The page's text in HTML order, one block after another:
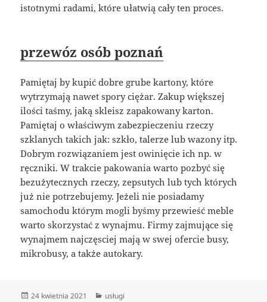
istotnymi radami, które ułatwią cały ten proces.
przewóz osób poznań
Pamiętaj by kupić dobre grube kartony, które
wytrzymają nawet spory ciężar. Zakup większej
ilości taśmy, jaką skleisz zapakowany karton.
Pamiętaj o właściwym zabezpieczeniu rzeczy
szklanych takich jak: szkło, talerze lub wazony itp.
Dobrym rozwiązaniem jest owinięcie ich np. w
ręczniki. W trakcie pakowania warto pozbyć się
bezużytecznych rzeczy, zepsutych lub tych których
już nie potrzebujemy. Jeżeli nie posiadamy
samochodu którym mogli byśmy przewieść meble
warto skorzystać z wynajmu. Firmy zajmujące się
wynajmem najczęsciej mają w swej ofercie busy,
mikrobusy, a także autokary.
Data
24 kwietnia 2021 Kategorie
usługi